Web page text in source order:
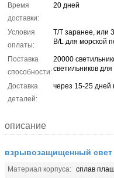
Время
доставки:
20 дней
Условия
оплаты:
T/T заранее, или
B/L для морской
Поставка
способности:
20000
светильников
Доставка
деталей:
через 15-25 дней
описание
взрывозащищенный свет
Материал корпуса: сплав